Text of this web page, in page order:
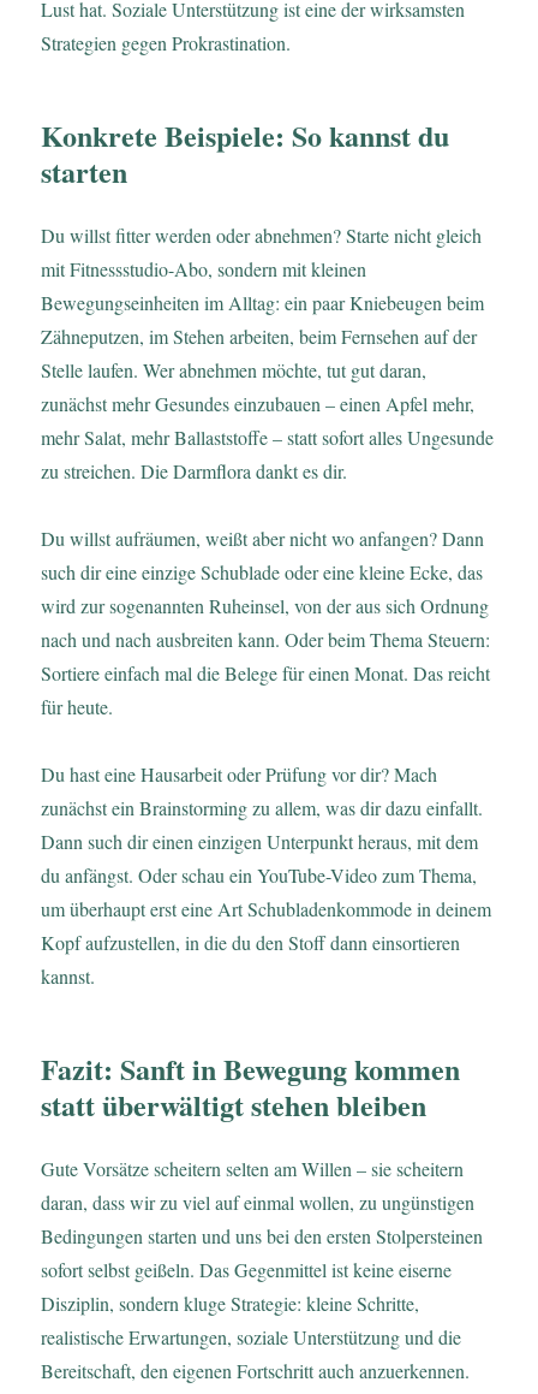
Lust hat. Soziale Unterstützung ist eine der wirksamsten
Strategien gegen Prokrastination.
Konkrete Beispiele: So kannst du
starten
Du willst fitter werden oder abnehmen? Starte nicht gleich
mit Fitnessstudio-Abo, sondern mit kleinen
Bewegungseinheiten im Alltag: ein paar Kniebeugen beim
Zähneputzen, im Stehen arbeiten, beim Fernsehen auf der
Stelle laufen. Wer abnehmen möchte, tut gut daran,
zunächst mehr Gesundes einzubauen – einen Apfel mehr,
mehr Salat, mehr Ballaststoffe – statt sofort alles Ungesunde
zu streichen. Die Darmflora dankt es dir.
Du willst aufräumen, weißt aber nicht wo anfangen? Dann
such dir eine einzige Schublade oder eine kleine Ecke, das
wird zur sogenannten Ruheinsel, von der aus sich Ordnung
nach und nach ausbreiten kann. Oder beim Thema Steuern:
Sortiere einfach mal die Belege für einen Monat. Das reicht
für heute.
Du hast eine Hausarbeit oder Prüfung vor dir? Mach
zunächst ein Brainstorming zu allem, was dir dazu einfallt.
Dann such dir einen einzigen Unterpunkt heraus, mit dem
du anfängst. Oder schau ein YouTube-Video zum Thema,
um überhaupt erst eine Art Schubladenkommode in deinem
Kopf aufzustellen, in die du den Stoff dann einsortieren
kannst.
Fazit: Sanft in Bewegung kommen
statt überwältigt stehen bleiben
Gute Vorsätze scheitern selten am Willen – sie scheitern
daran, dass wir zu viel auf einmal wollen, zu ungünstigen
Bedingungen starten und uns bei den ersten Stolpersteinen
sofort selbst geißeln. Das Gegenmittel ist keine eiserne
Disziplin, sondern kluge Strategie: kleine Schritte,
realistische Erwartungen, soziale Unterstützung und die
Bereitschaft, den eigenen Fortschritt auch anzuerkennen.